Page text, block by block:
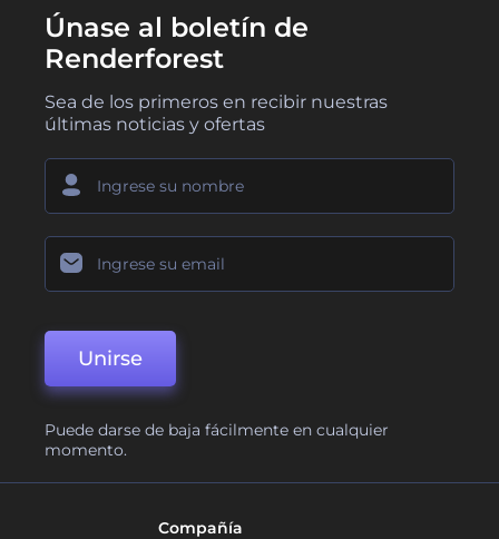
Únase al boletín de
Renderforest
Sea de los primeros en recibir nuestras
últimas noticias y ofertas
Unirse
Puede darse de baja fácilmente en cualquier
momento.
Compañía